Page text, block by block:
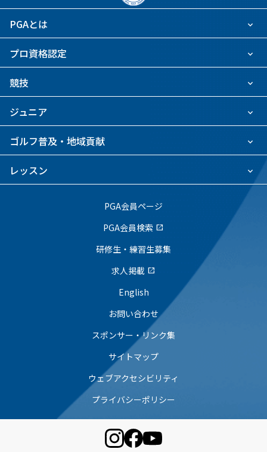
PGAとは
プロ資格認定
競技
ジュニア
ゴルフ普及・地域貢献
レッスン
PGA会員ページ
PGA会員検索 open_in_new
研修生・練習生募集
求人掲載 open_in_new
English
お問い合わせ
スポンサー・リンク集
サイトマップ
ウェブアクセシビリティ
プライバシーポリシー